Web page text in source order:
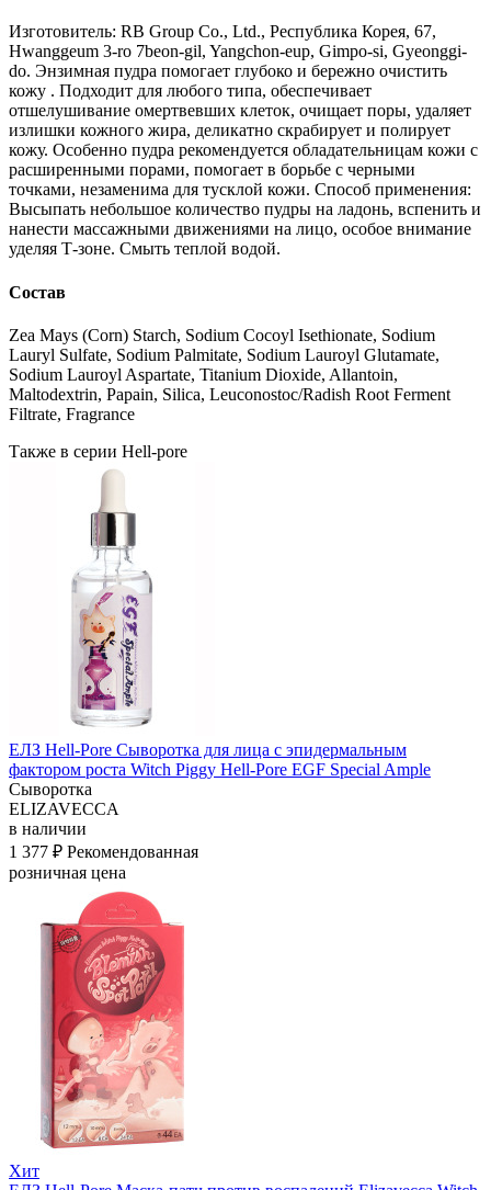
Изготовитель: RB Group Co., Ltd., Республика Корея, 67,
Hwanggeum 3-ro 7beon-gil, Yangchon-eup, Gimpo-si, Gyeonggi-
do. Энзимная пудра помогает глубоко и бережно очистить
кожу . Подходит для любого типа, обеспечивает
отшелушивание омертвевших клеток, очищает поры, удаляет
излишки кожного жира, деликатно скрабирует и полирует
кожу. Особенно пудра рекомендуется обладательницам кожи с
расширенными порами, помогает в борьбе с черными
точками, незаменима для тусклой кожи. Способ применения:
Высыпать небольшое количество пудры на ладонь, вспенить и
нанести массажными движениями на лицо, особое внимание
уделяя Т-зоне. Смыть теплой водой.
Состав
Zea Mays (Corn) Starch, Sodium Cocoyl Isethionate, Sodium
Lauryl Sulfate, Sodium Palmitate, Sodium Lauroyl Glutamate,
Sodium Lauroyl Aspartate, Titanium Dioxide, Allantoin,
Maltodextrin, Papain, Silica, Leuconostoc/Radish Root Ferment
Filtrate, Fragrance
Также в серии Hell-pore
ЕЛЗ Hell-Pore Сыворотка для лица с эпидермальным
фактором роста Witch Piggy Hell-Pore EGF Special Ample
Сыворотка
ELIZAVECCA
в наличии
1 377 ₽ Рекомендованная
розничная цена
Хит